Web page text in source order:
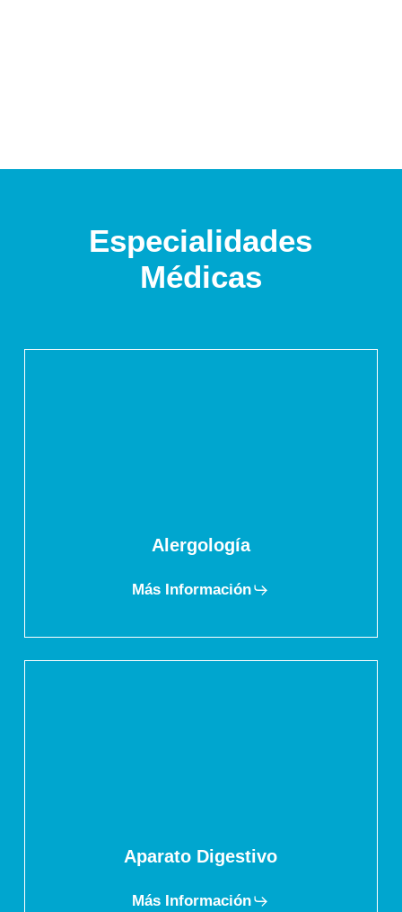
Especialidades
Médicas
Alergología
Más Información
Aparato Digestivo
Más Información